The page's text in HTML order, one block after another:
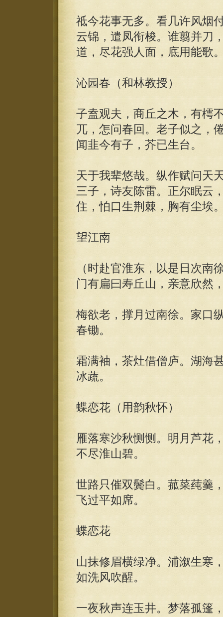
祗今花事无多。看几许风烟
云锦，遣凤衔梭。谁翦并刀
道，尽花强人面，底用能歌
沁园春（和林教授）
子盍观夫，商丘之木，有樗
兀，怎问春回。老子似之，
闻韭今有子，芥已生台。
天于我辈悠哉。纵作赋问天
三子，诗友陈雷。正尔眠云
住，怕口生荆棘，胸有尘埃
望江南
（时赴官淮东，以是日次南
门有扁曰寿丘山，亲意欣然
梅欲老，撑月过南徐。家口
春锄。
霜满袖，茶灶借僧庐。湖海
冰蔬。
蝶恋花（用韵秋怀）
雁落寒沙秋恻恻。明月芦花
不尽淮山碧。
世路只催双鬓白。菰菜莼羹
飞过平如席。
蝶恋花
山抹修眉横绿净。浦溆生寒
如洗风吹醒。
一夜秋声连玉井。梦落孤篷